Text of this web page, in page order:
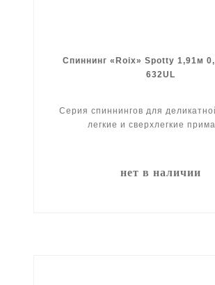
Спиннинг «Roix» Spotty 1,91м
632UL
Серия спиннингов для
легкие и сверхлегкие
нет в наличии